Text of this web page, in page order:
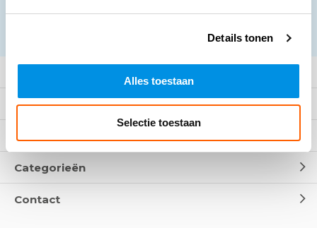
Details tonen
Alles toestaan
Selectie toestaan
Klantenservice
Mijn account
Categorieën
Contact